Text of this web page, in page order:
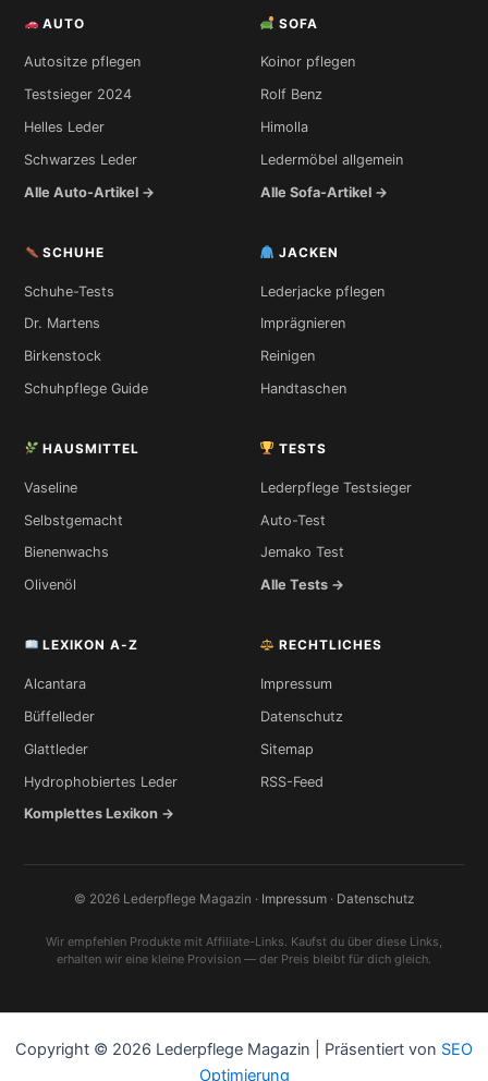
AUTO
Autositze pflegen
Testsieger 2024
Helles Leder
Schwarzes Leder
Alle Auto-Artikel →
SOFA
Koinor pflegen
Rolf Benz
Himolla
Ledermöbel allgemein
Alle Sofa-Artikel →
SCHUHE
Schuhe-Tests
Dr. Martens
Birkenstock
Schuhpflege Guide
JACKEN
Lederjacke pflegen
Imprägnieren
Reinigen
Handtaschen
HAUSMITTEL
Vaseline
Selbstgemacht
Bienenwachs
Olivenöl
TESTS
Lederpflege Testsieger
Auto-Test
Jemako Test
Alle Tests →
LEXIKON A-Z
Alcantara
Büffelleder
Glattleder
Hydrophobiertes Leder
Komplettes Lexikon →
RECHTLICHES
Impressum
Datenschutz
Sitemap
RSS-Feed
© 2026 Lederpflege Magazin · Impressum · Datenschutz
Wir empfehlen Produkte mit Affiliate-Links. Kaufst du über diese Links,
erhalten wir eine kleine Provision — der Preis bleibt für dich gleich.
Copyright © 2026 Lederpflege Magazin | Präsentiert von SEO
Optimierung